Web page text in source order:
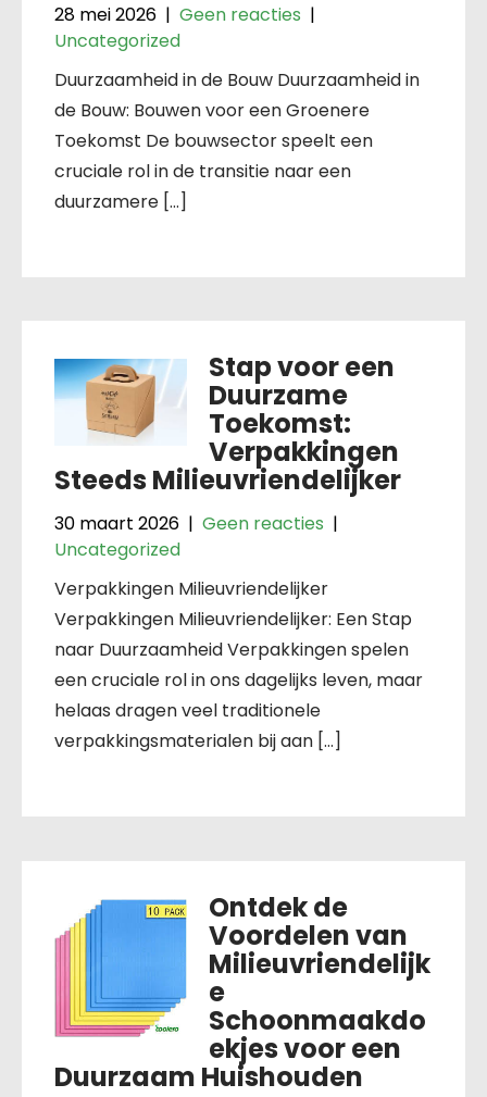
28 mei 2026 | Geen reacties |
Uncategorized
Duurzaamheid in de Bouw Duurzaamheid in
de Bouw: Bouwen voor een Groenere
Toekomst De bouwsector speelt een
cruciale rol in de transitie naar een
duurzamere […]
Stap voor een
Duurzame
Toekomst:
Verpakkingen
Steeds Milieuvriendelijker
30 maart 2026 | Geen reacties |
Uncategorized
Verpakkingen Milieuvriendelijker
Verpakkingen Milieuvriendelijker: Een Stap
naar Duurzaamheid Verpakkingen spelen
een cruciale rol in ons dagelijks leven, maar
helaas dragen veel traditionele
verpakkingsmaterialen bij aan […]
Ontdek de
Voordelen van
Milieuvriendelijk
e
Schoonmaakdo
ekjes voor een
Duurzaam Huishouden